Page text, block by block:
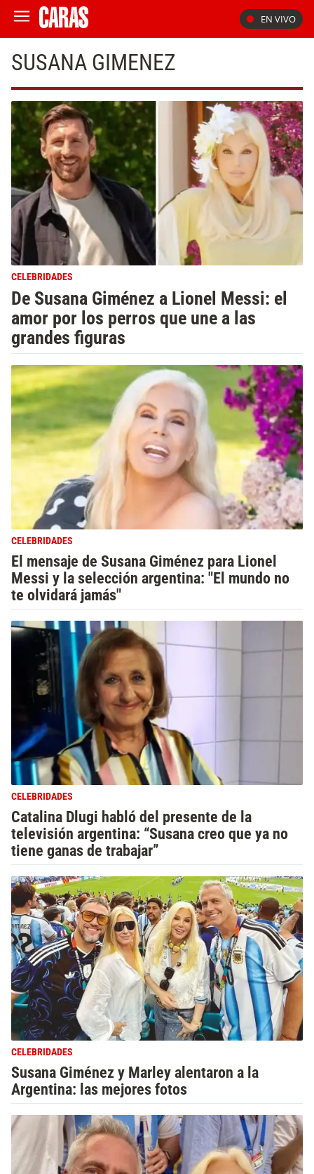
EN VIVO
SUSANA GIMENEZ
CELEBRIDADES
De Susana Giménez a Lionel Messi: el
amor por los perros que une a las
grandes figuras
CELEBRIDADES
El mensaje de Susana Giménez para Lionel
Messi y la selección argentina: "El mundo no
te olvidará jamás"
CELEBRIDADES
Catalina Dlugi habló del presente de la
televisión argentina: “Susana creo que ya no
tiene ganas de trabajar”
CELEBRIDADES
Susana Giménez y Marley alentaron a la
Argentina: las mejores fotos